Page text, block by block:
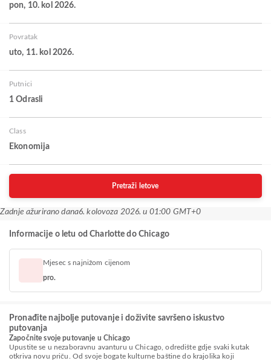
pon, 10. kol 2026.
Povratak
uto, 11. kol 2026.
Putnici
1 Odrasli
Class
Ekonomija
Pretraži letove
Zadnje ažurirano dana6. kolovoza 2026. u 01:00 GMT+0
Informacije o letu od Charlotte do Chicago
Mjesec s najnižom cijenom
pro.
Pronađite najbolje putovanje i doživite savršeno iskustvo
putovanja
Započnite svoje putovanje u Chicago
Upustite se u nezaboravnu avanturu u Chicago, odredište gdje svaki kutak
otkriva novu priču. Od svoje bogate kulturne baštine do krajolika koji